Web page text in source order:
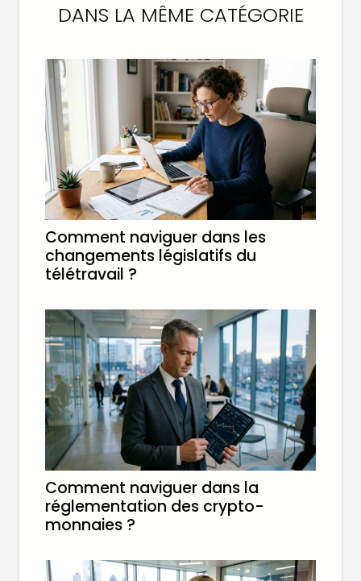
DANS LA MÊME CATÉGORIE
Comment naviguer dans les
changements législatifs du
télétravail ?
Comment naviguer dans la
réglementation des crypto-
monnaies ?